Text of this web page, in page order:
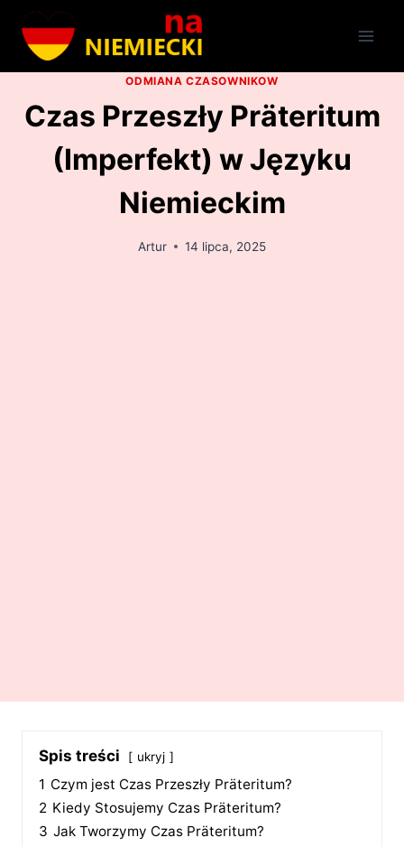
Przejdź
treści
ODMIANA CZASOWNIKOW
Czas Przeszły Präteritum
(Imperfekt) w Języku
Niemieckim
Artur 14 lipca, 2025
Spis treści ukryj
1 Czym jest Czas Przeszły Präteritum?
2 Kiedy Stosujemy Czas Präteritum?
3 Jak Tworzymy Czas Präteritum?